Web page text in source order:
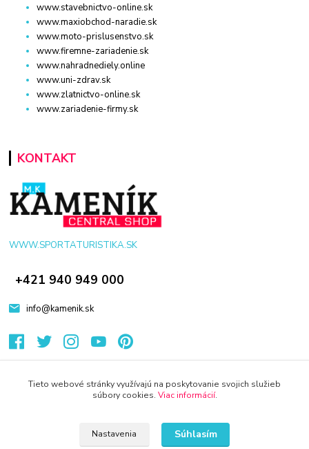
www.stavebnictvo-online.sk
www.maxiobchod-naradie.sk
www.moto-prislusenstvo.sk
www.firemne-zariadenie.sk
www.nahradnediely.online
www.uni-zdrav.sk
www.zlatnictvo-online.sk
www.zariadenie-firmy.sk
KONTAKT
WWW.SPORTATURISTIKA.SK
+421 940 949 000
info@kamenik.sk
Eshop-rychlo.sk
Tieto webové stránky využívajú na poskytovanie svojich služieb
súbory cookies. Viac informácií.
Nastavenia Súhlasím